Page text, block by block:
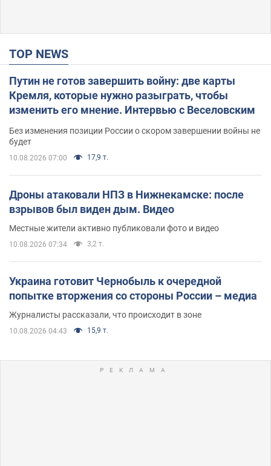
TOP NEWS
Путин не готов завершить войну: две карты
Кремля, которые нужно разыграть, чтобы
изменить его мнение. Интервью с Веселовским
Без изменения позиции России о скором завершении войны не
будет
10.08.2026 07:00 17,9 т.
Дроны атаковали НПЗ в Нижнекамске: после
взрывов был виден дым. Видео
Местные жители активно публиковали фото и видео
10.08.2026 07:34 3,2 т.
Украина готовит Чернобыль к очередной
попытке вторжения со стороны России – медиа
Журналисты рассказали, что происходит в зоне
10.08.2026 04:43 15,9 т.